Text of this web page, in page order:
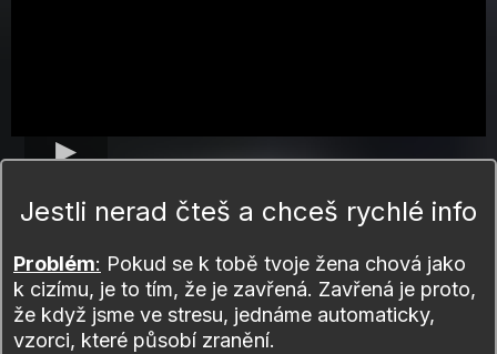
Jestli nerad čteš a chceš rychlé info
Problém: Pokud se k tobě tvoje žena chová jako
k cizímu, je to tím, že je zavřená. Zavřená je proto,
že když jsme ve stresu, jednáme automaticky,
vzorci, které působí zranění.